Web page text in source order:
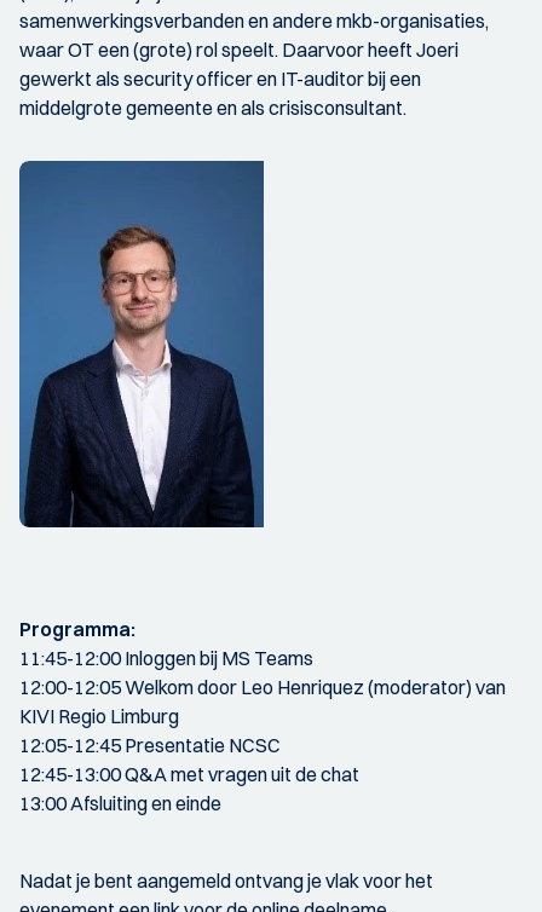
samenwerkingsverbanden en andere mkb-organisaties,
waar OT een (grote) rol speelt. Daarvoor heeft Joeri
gewerkt als security officer en IT-auditor bij een
middelgrote gemeente en als crisisconsultant.
Programma:
11:45-12:00 Inloggen bij MS Teams
12:00-12:05 Welkom door Leo Henriquez (moderator) van
KIVI Regio Limburg
12:05-12:45 Presentatie NCSC
12:45-13:00 Q&A met vragen uit de chat
13:00 Afsluiting en einde
Nadat je bent aangemeld ontvang je vlak voor het